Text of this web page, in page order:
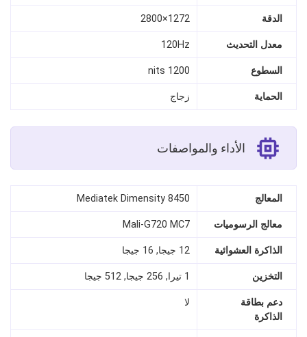
الدقة 1272×2800
معدل التحديث 120Hz
السطوع 1200 nits
الحماية زجاج
الأداء والمواصفات
المعالج Mediatek Dimensity 8450
معالج الرسوميات Mali-G720 MC7
الذاكرة العشوائية 12 جيجا, 16 جيجا
التخزين 1 تيرا, 256 جيجا, 512 جيجا
دعم بطاقة
الذاكرة
لا